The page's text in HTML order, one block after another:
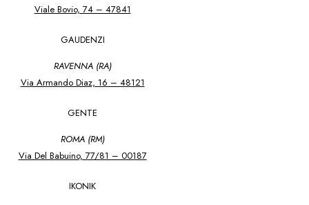
Viale Bovio, 74 – 47841
GAUDENZI
RAVENNA (RA)
Via Armando Diaz, 16 – 48121
GENTE
ROMA (RM)
Via Del Babuino, 77/81 – 00187
IKONIK